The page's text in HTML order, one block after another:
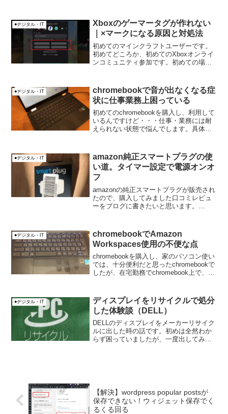
●デジタル・IT
Xboxのゲーマータグが作れない
｜×マークになる原因と対処法
初めてのマインクラフトユーザーです。
初めてどころか、初めてのXboxオンライ
ンコミュニティ参加です。初めての場
ンインした後に、Xboxで表示されるパブ
リック名（＝ゲーマ...
●デジタル・IT
chromebookで音が出なくなる症
状に仕事業務上困っている
初めてのchromebookを購入し、利用して
いるんですけど・・・仕事・業務には耐
えられない状態で悩んでします。具体的
でweb会議（Zoom）を...
●デジタル・IT
amazon純正スマートプラグの使
い道。タイマー設定で電源オンオ
フ
amazonの純正スマートプラグが販売され
たので、購入してみました口コミレビュ
ーをブログに書きたいと思います。
録をしなくても使用出来るのが良いです
ね（アマゾンアカ...
●デジタル・IT
chromebookでAmazon
Workspaces使用の不便な点
chromebookを購入し、家のパソコン使い
では、十分便利だと思ったchromebookで
したが、在宅勤務でchromebook上で、
します。特にキー...
●デジタル・IT
ディスプレイをリサイクルで処分
した体験談（DELL）
DELLのディスプレイをメーカーリサイク
ルに出した時の話です。初めは全然わか
らず困っていましたが、一度出してみる
【解決】wordpress popular postsが
保存できない！ウィジェット保存でく
るくる回る